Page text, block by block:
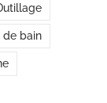
de bain